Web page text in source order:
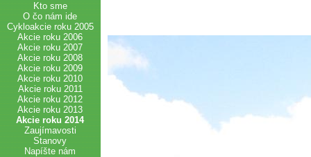
Kto sme
O čo nám ide
Cykloakcie roku 2005
Akcie roku 2006
Akcie roku 2007
Akcie roku 2008
Akcie roku 2009
Akcie roku 2010
Akcie roku 2011
Akcie roku 2012
Akcie roku 2013
Akcie roku 2014
Zaujímavosti
Stanovy
Napíšte nám